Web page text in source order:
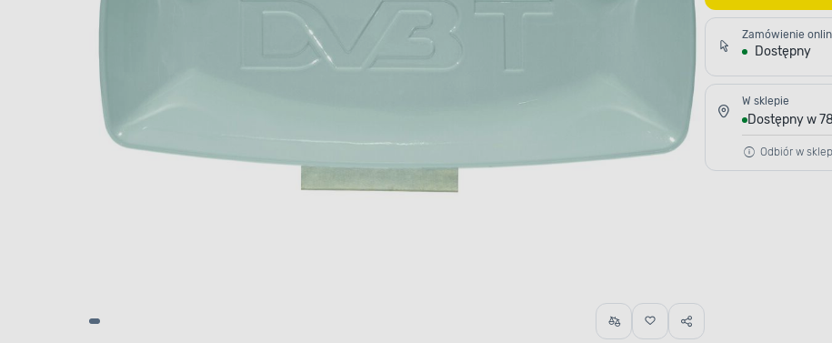
Zamówienie
Dostępny
W sklepie
Dostępny w
Odbiór w